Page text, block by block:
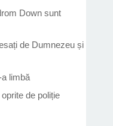
Down sunt
de Dumnezeu și
limbă
de poliție